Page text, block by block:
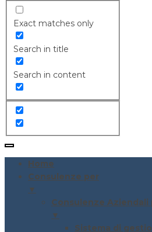
Exact matches only
Search in title
Search in content
Home
Consulenze per
▼
Consulenze Aziendali
▼
Sistema di